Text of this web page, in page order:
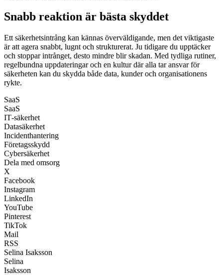
Snabb reaktion är bästa skyddet
Ett säkerhetsintrång kan kännas överväldigande, men det viktigaste
är att agera snabbt, lugnt och strukturerat. Ju tidigare du upptäcker
och stoppar intrånget, desto mindre blir skadan. Med tydliga rutiner,
regelbundna uppdateringar och en kultur där alla tar ansvar för
säkerheten kan du skydda både data, kunder och organisationens
rykte.
SaaS
SaaS
IT‑säkerhet
Datasäkerhet
Incidenthantering
Företagsskydd
Cybersäkerhet
Dela med omsorg
X
Facebook
Instagram
LinkedIn
YouTube
Pinterest
TikTok
Mail
RSS
Selina Isaksson
Selina
Isaksson